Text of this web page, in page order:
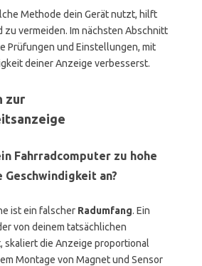
Methode dein Gerät nutzt, hilft
zu vermeiden. Im nächsten Abschnitt
Prüfungen und Einstellungen, mit
deiner Anzeige verbesserst.
zur
Fahrradcomputer zu hohe
an?
ist ein falscher Radumfang. Ein
von deinem tatsächlichen
skaliert die Anzeige proportional
Montage von Magnet und Sensor